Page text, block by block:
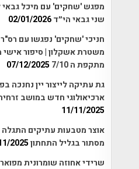
מפגש 'שחקים' עם מיכל
שני גבאי הי״ד02/01/2026
חניכי 'שחקים' נפגשו עם רס"ר
משטרת אשקלון | סיפור אישי
מתקפת ה 7/10
07/12/2025
גת עתיקה לייצור יין נחנכה
ארכיאולוגי חדש במושב
11/11/2025
אוצר מטבעות עתיקים
מסתור בגליל התחתון2025